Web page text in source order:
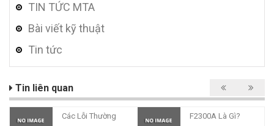
TIN TỨC MTA
Bài viết kỹ thuật
Tin tức
Tin liên quan
Các Lỗi Thường
F2300A Là Gì?